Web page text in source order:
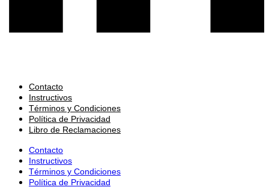
Contacto
Instructivos
Términos y Condiciones
Política de Privacidad
Libro de Reclamaciones
Contacto
Instructivos
Términos y Condiciones
Política de Privacidad